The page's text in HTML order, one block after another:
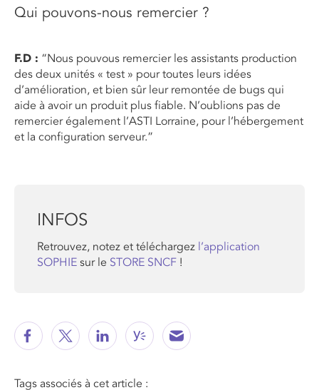
Qui pouvons-nous remercier ?
F.D : “Nous pouvous remercier les assistants production
des deux unités « test » pour toutes leurs idées
d’amélioration, et bien sûr leur remontée de bugs qui
aide à avoir un produit plus fiable. N’oublions pas de
remercier également l’ASTI Lorraine, pour l’hébergement
et la configuration serveur.”
INFOS
Retrouvez, notez et téléchargez l’application
SOPHIE sur le STORE SNCF !
Tags associés à cet article :